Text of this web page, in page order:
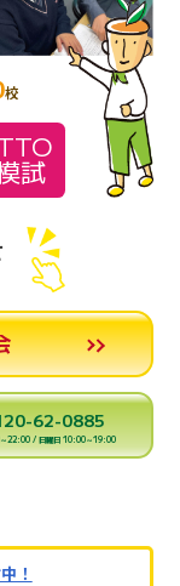
校
試
62-0885
22:00 / 日曜日 10:00～19:00
！